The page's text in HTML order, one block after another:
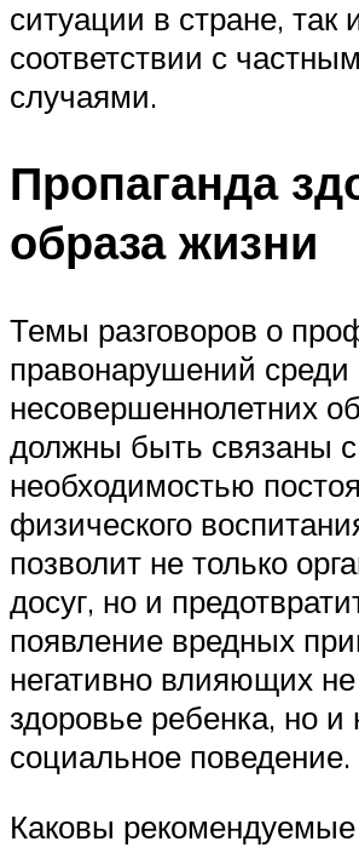
ситуации в стране, так
соответствии с
случаями.
Пропаганда
образа жизни
Темы разговоров о
правонарушений среди
несовершеннолетних
должны быть связаны с
необходимостью
физического
позволит не только
досуг, но и
появление вредных
негативно влияющих
здоровье ребенка, но и
социальное поведение.
Каковы